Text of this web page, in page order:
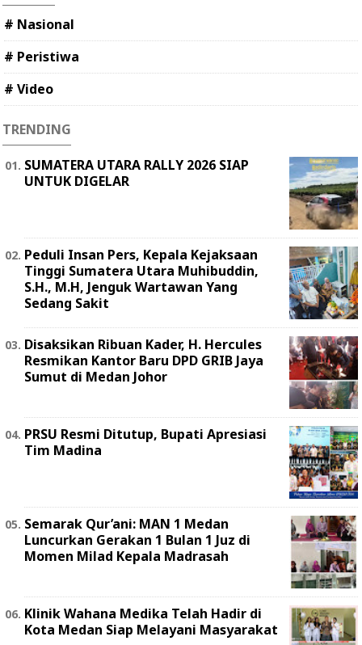
# Nasional
# Peristiwa
# Video
TRENDING
SUMATERA UTARA RALLY 2026 SIAP
UNTUK DIGELAR
Peduli Insan Pers, Kepala Kejaksaan
Tinggi Sumatera Utara Muhibuddin,
S.H., M.H, Jenguk Wartawan Yang
Sedang Sakit
Disaksikan Ribuan Kader, H. Hercules
Resmikan Kantor Baru DPD GRIB Jaya
Sumut di Medan Johor
PRSU Resmi Ditutup, Bupati Apresiasi
Tim Madina
Semarak Qur’ani: MAN 1 Medan
Luncurkan Gerakan 1 Bulan 1 Juz di
Momen Milad Kepala Madrasah
Klinik Wahana Medika Telah Hadir di
Kota Medan Siap Melayani Masyarakat